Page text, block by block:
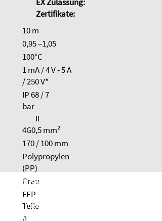
Zertifikate:
10 m
0,95 –1,05
100°C
1 mA / 4 V - 5 A
/ 250 V*
IP 68 / 7
bar
II
4G0,5 mm²
170 / 100 mm
Polypropylen
(PP)
Grau
FEP
Teflo
n
NOLTA GmbH
Industriestraße 8
35091 Cölbe